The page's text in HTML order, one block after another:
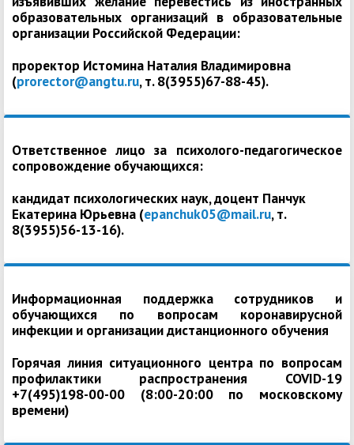
образовательных организаций в образовательные
организации Российской Федерации:
проректор Истомина Наталия Владимировна
(prorector@angtu.ru, т. 8(3955)67-88-45).
Ответственное лицо за психолого-педагогическое
сопровождение обучающихся:
кандидат психологических наук, доцент Панчук
Екатерина Юрьевна (epanchuk05@mail.ru, т.
8(3955)56-13-16).
Информационная поддержка сотрудников и
обучающихся по вопросам коронавирусной
инфекции и организации дистанционного обучения
Горячая линия ситуационного центра по вопросам
профилактики распространения COVID-19
+7(495)198-00-00 (8:00-20:00 по московскому
времени)